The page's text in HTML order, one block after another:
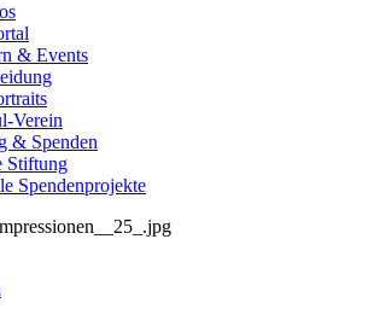
& Events
Verein
& Spenden
Stiftung
Spendenprojekte